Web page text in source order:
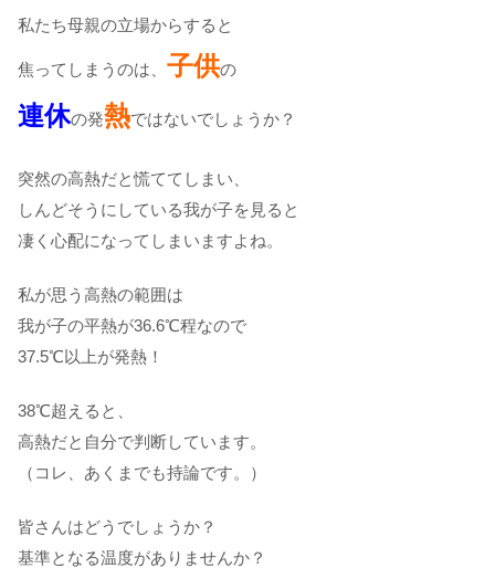
私たち母親の立場からすると
焦ってしまうのは、 子供の
連休の発熱ではないでしょうか？
突然の高熱だと慌ててしまい、
しんどそうにしている我が子を見ると
凄く心配になってしまいますよね。
私が思う高熱の範囲は
我が子の平熱が36.6℃程なので
37.5℃以上が発熱！
38℃超えると、
高熱だと自分で判断しています。
（コレ、あくまでも持論です。）
皆さんはどうでしょうか？
基準となる温度がありませんか？